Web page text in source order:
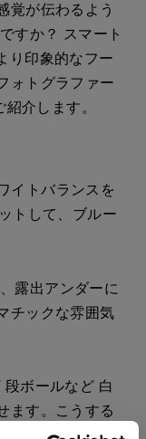
覚が伝わるよう
すか？ スマート
り印象的なフー
ォトグラファー
介します。
イトバランスを
トして、ブルー
露出アンダーに
チックな雰囲気
ボールなど 白
ます。こうする
よりやわらかい